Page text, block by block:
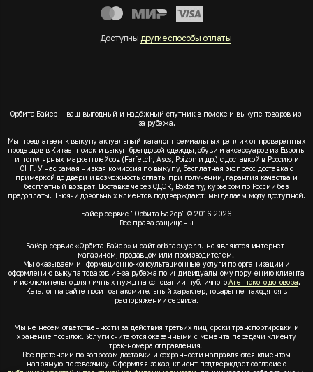
Доступны другие способы оплаты
Орбита Байер — ваш выгодный и надёжный спутник в поиске и выкупе товаров из-
за рубежа.
Мы предлагаем к выкупу актуальный каталог премиальных реплик от проверенных
продавцов в Китае, поиск и выкуп брендовой одежды, обуви и аксессуаров из Европы
и популярных маркетплейсов (Farfetch, Asos, Poizon и др.) с доставкой в Россию и
СНГ. У нас самая низкая комиссия по выкупу, бесплатная экспресс доставка с
примеркой до двери и возможность оплаты при получении, гарантия качества и
бесплатный возврат. Доставка через СДЭК, Boxberry, курьером по России без
предоплаты. Тысячи довольных клиентов подтверждают: мы делаем моду доступной.
Байер-сервис "Орбита Байер" © 2016-2026
Все права защищены
Байер-сервис «Орбита Байер» и сайт orbitabuyer.ru не являются интернет-
магазином, продавцом или производителем.
Мы оказываем информационно-консультационные услуги по организации и
оформлению выкупа товаров из-за рубежа по индивидуальному поручению клиента
и исключительно для личных нужд на основании публичногоАгентского договора.
Каталог на сайте носит ознакомительный характер, товары не находятся в
распоряжении сервиса.
Мы не несем ответственности за действия третьих лиц, сроки транспортировки и
хранение посылок. Услуги считаются оказанными с момента передачи клиенту
трек-номера отправления.
Все претензии по вопросам доставки и сохранности направляются клиентом
напрямую перевозчику. Оформляя заказ, клиент подтверждает согласие с